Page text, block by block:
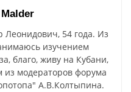
Malder
Леонидович, 54 года. Из
изучением
благо, живу на Кубани,
из модераторов форума
А.В.Колтыпина.